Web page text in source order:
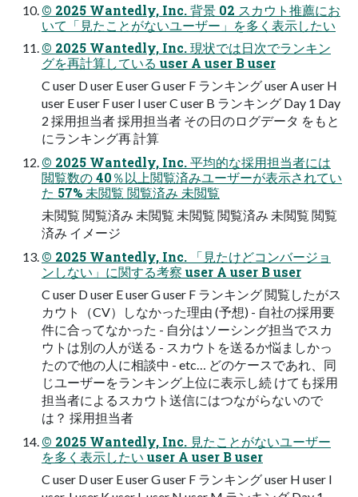
© 2025 Wantedly, Inc. 背景 02 スカウト推薦にお
いて「見たことがないユーザー」を多く表示したい
© 2025 Wantedly, Inc. 現状では日次でランキン
グを再計算している user A user B user
C user D user E user G user F ランキング user A user H
user E user F user I user C user B ランキング Day 1 Day
2 採用担当者 採用担当者 その日のログデータ をもと
にランキング再 計算
© 2025 Wantedly, Inc. 平均的な採用担当者には
閲覧数の 40％以上閲覧済みユーザーが表示されてい
た 57% 未閲覧 閲覧済み 未閲覧
未閲覧 閲覧済み 未閲覧 未閲覧 閲覧済み 未閲覧 閲覧
済み イメージ
© 2025 Wantedly, Inc. 「見たけどコンバージョ
ンしない」に関する考察 user A user B user
C user D user E user G user F ランキング 閲覧したがス
カウト（CV）しなかった理由 (予想) - 自社の採用要
件に合ってなかった - 自分はソーシング担当でスカ
ウトは別の人が送る - スカウトを送るか悩ましかっ
たので他の人に相談中 - etc… どのケースであれ、同
じユーザーをランキング上位に表示し続 けても採用
担当者によるスカウト送信にはつながらないので
は？ 採用担当者
© 2025 Wantedly, Inc. 見たことがないユーザー
を多く表示したい user A user B user
C user D user E user G user F ランキング user H user I